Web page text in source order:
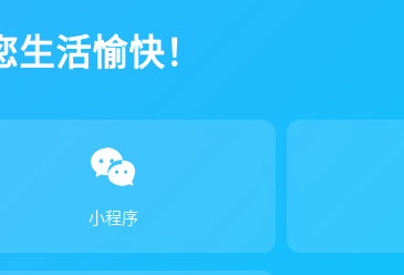
活愉快！
小程序